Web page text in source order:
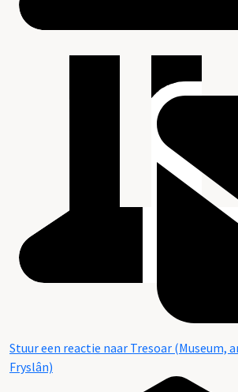
Stuur een reactie naar Tresoar (Museum,
Fryslân)